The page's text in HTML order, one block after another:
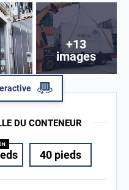
+13
images
DU CONTENEUR
40 pieds